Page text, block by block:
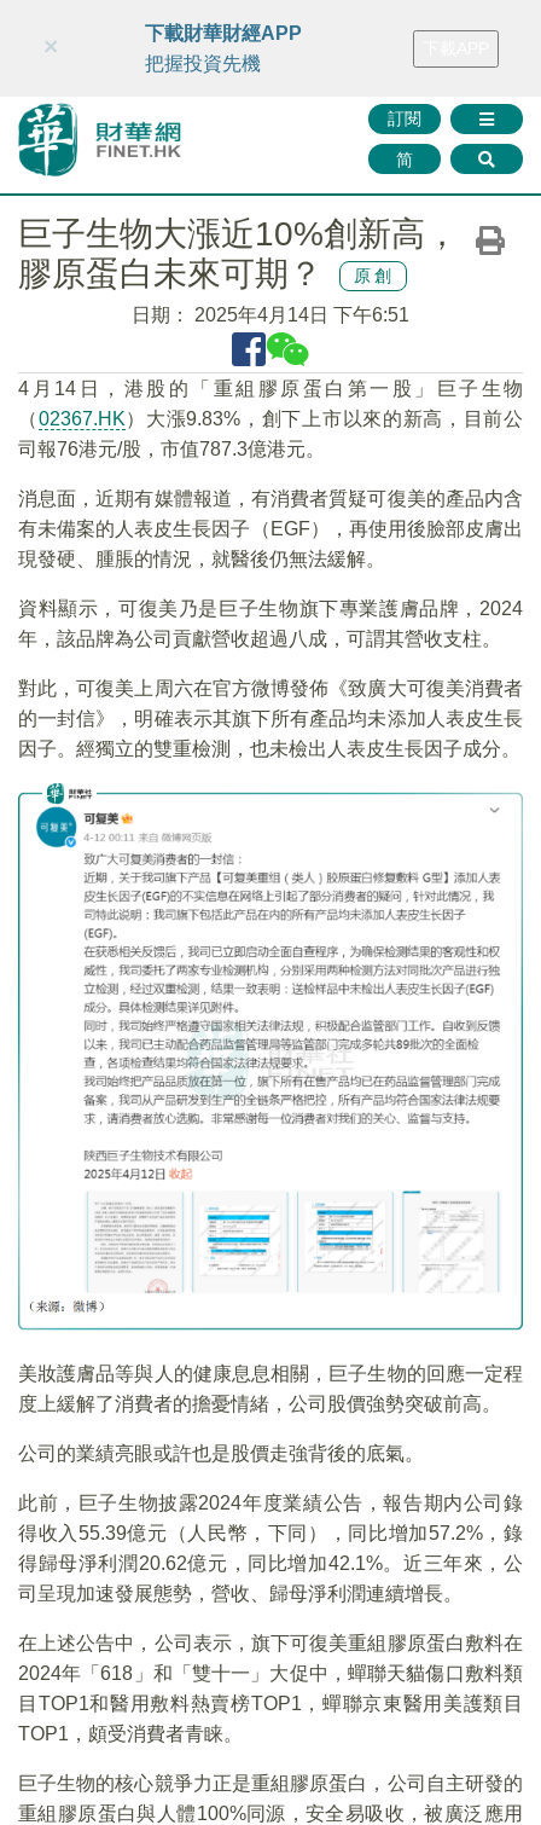
財華智庫網 FINTV FINMETA 財華證券 媒體矩陣
訂閱
简
×
下載財華財經APP
把握投資先機
巨子生物大漲近10%創新高，
膠原蛋白未來可期？
原創
日期： 2025年4月14日 下午6:51
4月14日，港股的「重組膠原蛋白第一股」巨子生物
（02367.HK）大漲9.83%，創下上市以來的新高，目前公
司報76港元/股，市值787.3億港元。
消息面，近期有媒體報道，有消費者質疑可復美的產品内含
有未備案的人表皮生長因子（EGF），再使用後臉部皮膚出
現發硬、腫脹的情況，就醫後仍無法緩解。
資料顯示，可復美乃是巨子生物旗下專業護膚品牌，2024
年，該品牌為公司貢獻營收超過八成，可謂其營收支柱。
對此，可復美上周六在官方微博發佈《致廣大可復美消費者
的一封信》，明確表示其旗下所有產品均未添加人表皮生長
因子。經獨立的雙重檢測，也未檢出人表皮生長因子成分。
美妝護膚品等與人的健康息息相關，巨子生物的回應一定程
度上緩解了消費者的擔憂情緒，公司股價強勢突破前高。
公司的業績亮眼或許也是股價走強背後的底氣。
此前，巨子生物披露2024年度業績公告，報告期内公司錄
得收入55.39億元（人民幣，下同），同比增加57.2%，錄
得歸母淨利潤20.62億元，同比增加42.1%。近三年來，公
司呈現加速發展態勢，營收、歸母淨利潤連續增長。
在上述公告中，公司表示，旗下可復美重組膠原蛋白敷料在
2024年「618」和「雙十一」大促中，蟬聯天貓傷口敷料類
目TOP1和醫用敷料熱賣榜TOP1，蟬聯京東醫用美護類目
TOP1，頗受消費者青睐。
巨子生物的核心競爭力正是重組膠原蛋白，公司自主研發的
重組膠原蛋白與人體100%同源，安全易吸收，被廣泛應用